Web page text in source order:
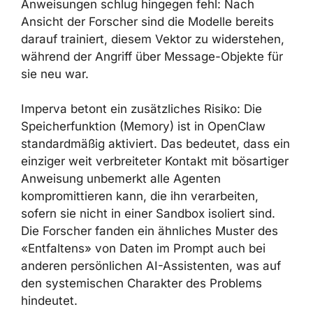
Ansicht der Forscher sind die Modelle bereits
darauf trainiert, diesem Vektor zu
widerstehen, während der Angriff über
Message-Objekte für sie neu war.
Speicherfunktion (Memory) ist in OpenClaw
standardmäßig aktiviert. Das bedeutet, dass
ein einziger weit verbreiteter Kontakt mit
bösartiger Anweisung unbemerkt alle Agenten
kompromittieren kann, die ihn verarbeiten,
sofern sie nicht in einer Sandbox isoliert sind.
Die Forscher fanden ein ähnliches Muster des
«Entfaltens» von Daten im Prompt auch bei
anderen persönlichen AI-Assistenten, was auf
den systemischen Charakter des Problems
hindeutet.